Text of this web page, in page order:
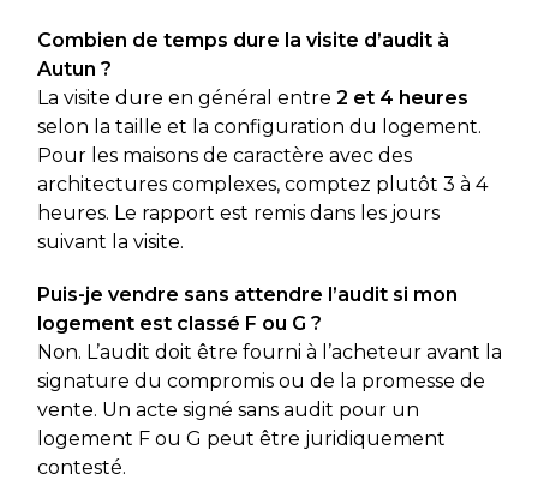
Combien de temps dure la visite d’audit à
Autun ?
La visite dure en général entre 2 et 4 heures
selon la taille et la configuration du logement.
Pour les maisons de caractère avec des
architectures complexes, comptez plutôt 3 à 4
heures. Le rapport est remis dans les jours
suivant la visite.
Puis-je vendre sans attendre l’audit si mon
logement est classé F ou G ?
Non. L’audit doit être fourni à l’acheteur avant la
signature du compromis ou de la promesse de
vente. Un acte signé sans audit pour un
logement F ou G peut être juridiquement
contesté.